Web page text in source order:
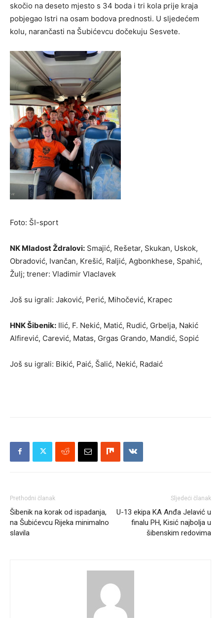
skočio na deseto mjesto s 34 boda i tri kola prije kraja
pobjegao Istri na osam bodova prednosti. U sljedećem
kolu, narančasti na Šubićevcu dočekuju Sesvete.
Foto: ŠI-sport
NK Mladost Ždralovi: Smajić, Rešetar, Skukan, Uskok,
Obradović, Ivančan, Krešić, Raljić, Agbonkhese, Spahić,
Žulj; trener: Vladimir Vlaclavek
Još su igrali: Jaković, Perić, Mihočević, Krapec
HNK Šibenik: Ilić, F. Nekić, Matić, Rudić, Grbelja, Nakić
Alfirević, Carević, Matas, Grgas Grando, Mandić, Sopić
Još su igrali: Bikić, Paić, Šalić, Nekić, Radaić
Prethodni članak
Šibenik na korak od ispadanja,
na Šubićevcu Rijeka minimalno
slavila
Sljedeći članak
U-13 ekipa KA Anđa Jelavić u
finalu PH, Kisić najbolja u
šibenskim redovima